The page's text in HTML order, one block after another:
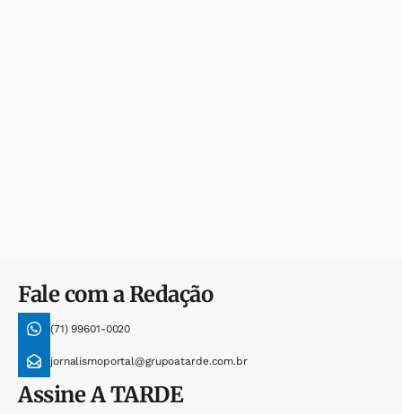
Fale com a Redação
(71) 99601-0020
jornalismoportal@grupoatarde.com.br
AssineA TARDE